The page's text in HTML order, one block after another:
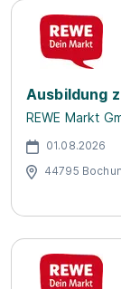
Ausbildung
REWE Markt
01.08.2026
44795